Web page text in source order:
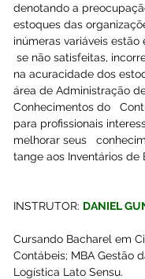
denotando a
estoques das
inúmeras variáveis estão
se não satisfeitas,
na acuracidade dos
área de Administração
Conhecimentos do
para profissionais
melhorar seus
tange aos Inventários de
INSTRUTOR: DANIEL
Cursando Bacharel em
Contábeis; MBA Gestão
Logística Lato Sensu.